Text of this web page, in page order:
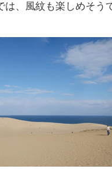
、風紋も楽しめそう